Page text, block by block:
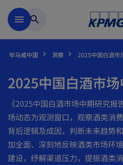
menu search
毕马威中国 洞察 2025中国白酒市
2025中国白酒市
《2025中国白酒市场中期研究
场动态为观测窗口，观察酒类消
背后逻辑及成因，判断未来趋势
加全面、深刻地反映酒类市场环
建设，纾解渠道压力，提振酒类